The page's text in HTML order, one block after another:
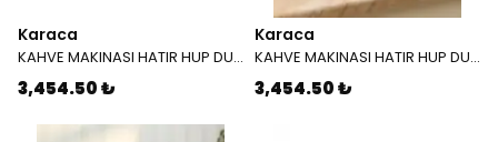
Karaca
KAHVE MAKINASI HATIR HUP DUET AROMA IMPERIAL RED 8683650323037
3,454.50 ₺
Karaca
KAHVE MAKINASI HATIR HUP DUET AROMA TKM SPACE GRAY 8683650194040
3,454.50 ₺